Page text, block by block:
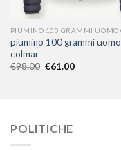
piumino 100 grammi uomo
colmar
€98.00 €61.00
POLITICHE